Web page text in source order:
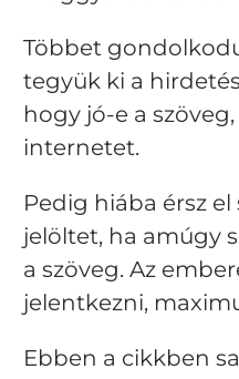
Többet
tegyük ki a
hogy jó-e a
internetet.
Pedig hiába érsz
jelöltet, ha amúgy
a szöveg. Az
jelentkezni,
Ebben a cikkben